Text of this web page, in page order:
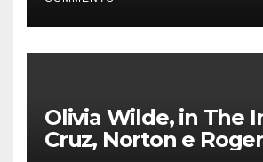
Olivia Wilde, in The
Cruz, Norton e